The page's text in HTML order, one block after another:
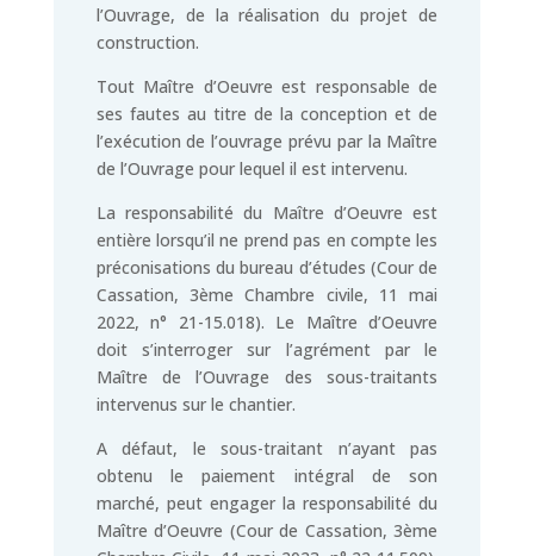
l’Ouvrage, de la réalisation du projet de
construction.
Tout Maître d’Oeuvre est responsable de
ses fautes au titre de la conception et de
l’exécution de l’ouvrage prévu par la Maître
de l’Ouvrage pour lequel il est intervenu.
La responsabilité du Maître d’Oeuvre est
entière lorsqu’il ne prend pas en compte les
préconisations du bureau d’études (Cour de
Cassation, 3ème Chambre civile, 11 mai
2022, n° 21-15.018). Le Maître d’Oeuvre
doit s’interroger sur l’agrément par le
Maître de l’Ouvrage des sous-traitants
intervenus sur le chantier.
A défaut, le sous-traitant n’ayant pas
obtenu le paiement intégral de son
marché, peut engager la responsabilité du
Maître d’Oeuvre (Cour de Cassation, 3ème